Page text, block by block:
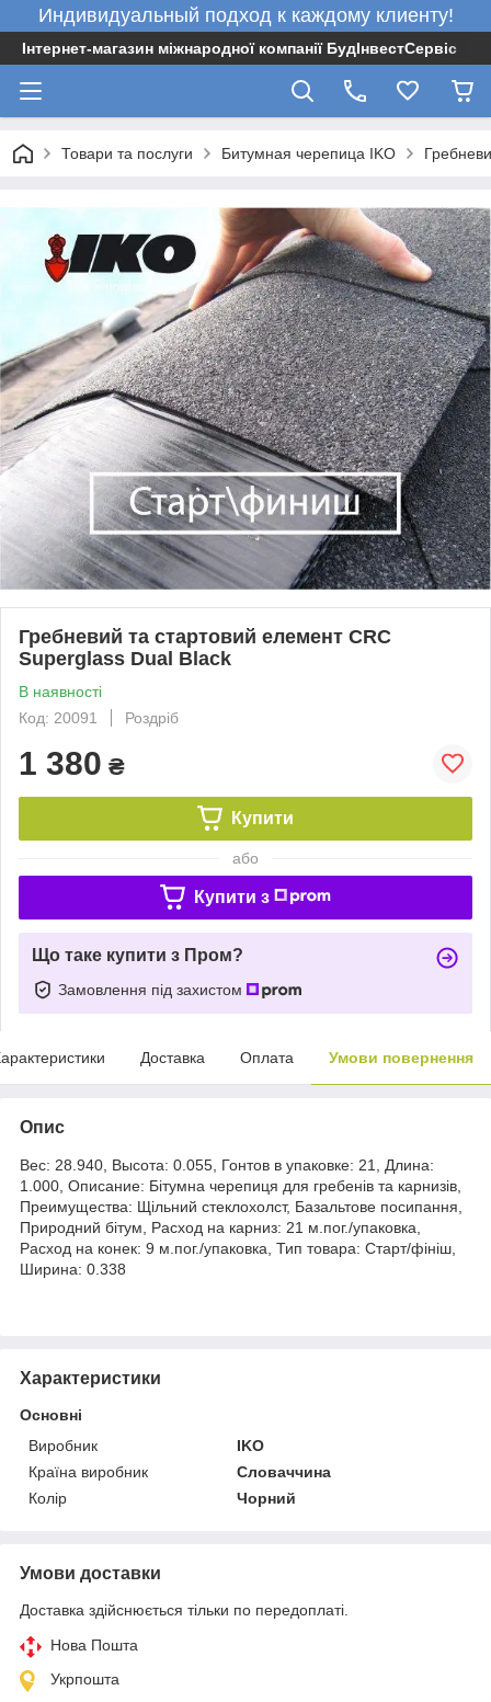
Индивидуальный подход к каждому клиенту!
Інтернет-магазин міжнародної компанії БудІнвестСервіс
Товари та послуги Битумная черепица IKO
Гребневий та стартовий елемент CRC
Superglass Dual Black
В наявності
Код: 20091
Роздріб
1 380 ₴
Купити
або
Купити з
Що таке купити з Пром?
Замовлення під захистом
Доставка Оплата Умови повернення
Опис
Вес: 28.940, Высота: 0.055, Гонтов в упаковке: 21, Длина:
1.000, Описание: Бітумна черепиця для гребенів та карнизів,
Преимущества: Щільний стеклохолст, Базальтове посипання,
Природний бітум, Расход на карниз: 21 м.пог./упаковка,
Расход на конек: 9 м.пог./упаковка, Тип товара: Старт/фініш,
Ширина: 0.338
Характеристики
Основні
Виробник
IKO
Країна виробник
Словаччина
Колір
Чорний
Умови доставки
Доставка здійснюється тільки по передоплаті.
Нова Пошта
Укрпошта